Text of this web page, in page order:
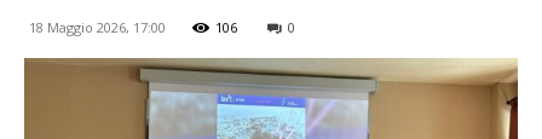
18 Maggio 2026, 17:00 106 0